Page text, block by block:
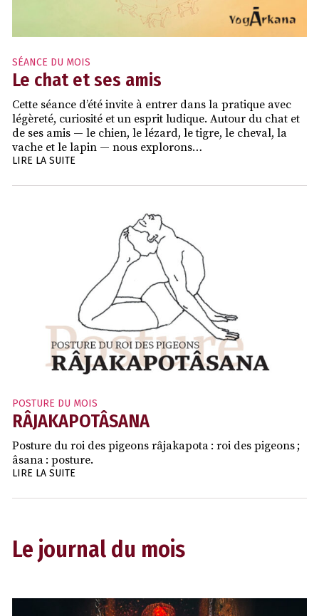
SÉANCE DU MOIS
Le chat et ses amis
Cette séance d’été invite à entrer dans la pratique avec
légèreté, curiosité et un esprit ludique. Autour du chat et
de ses amis — le chien, le lézard, le tigre, le cheval, la
vache et le lapin — nous explorons…
LIRE LA SUITE
POSTURE DU MOIS
RÂJAKAPOTÂSANA
Posture du roi des pigeons râjakapota : roi des pigeons ;
âsana : posture.
LIRE LA SUITE
Le journal du mois